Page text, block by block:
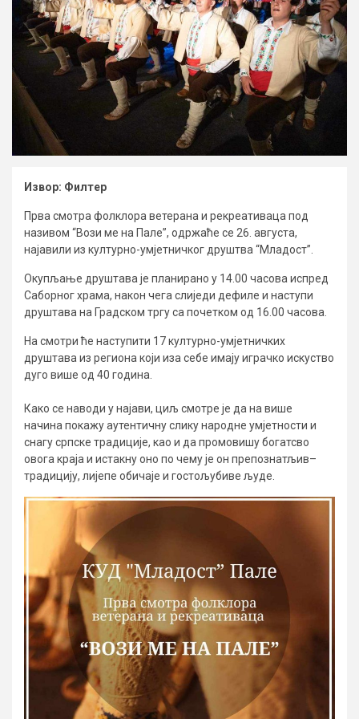
Извор: Филтер
Прва смотра фолклора ветерана и рекреативаца под
називом “Вози ме на Пале”, одржаће се 26. августа,
најавили из културно-умјетничког друштва “Младост”.
Окупљање друштава је планирано у 14.00 часова испред
Саборног храма, након чега слиједи дефиле и наступи
друштава на Градском тргу са почетком од 16.00 часова.
На смотри ће наступити 17 културно-умјетничких
друштава из региона који иза себе имају играчко искуство
дуго више од 40 година.
Како се наводи у најави, циљ смотре је да на више
начина покажу аутентичну слику народне умјетности и
снагу српске традиције, као и да промовишу богатсво
овога краја и истакну оно по чему је он препознатљив–
традицију, лијепе обичаје и гостољубиве људе.